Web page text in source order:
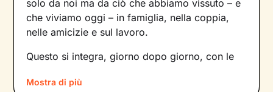
solo da noi ma da ciò che abbiamo vissuto – e
che viviamo oggi – in famiglia, nella coppia,
nelle amicizie e sul lavoro.
Questo si integra, giorno dopo giorno, con le
influire sulle
Mostra di più